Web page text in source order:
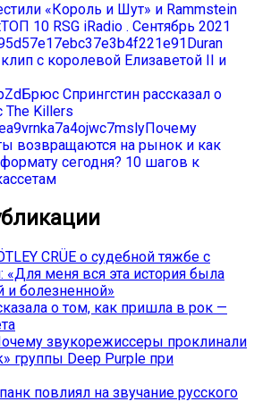
«Король и Шут» и Rammstein
ТОП 10 RSG iRadio . Сентябрь 2021
Duran
клип с королевой Елизаветой II и
Брюс Спрингстин рассказал о
The Killers
Почему
возвращаются на рынок и как
сегодня? 10 шагов к
CRÜE о судебной тяжбе с
меня вся эта история была
и болезненной»
о том, как пришла в рок —
звукорежиссеры проклинали
группы Deep Purple при
повлиял на звучание русского